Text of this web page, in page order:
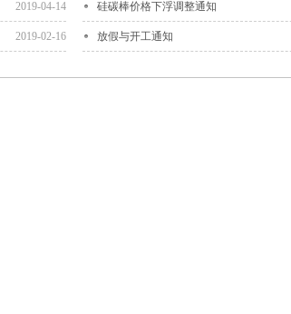
2019-04-14 硅碳棒价格下浮调整通知
2019-02-16 放假与开工通知